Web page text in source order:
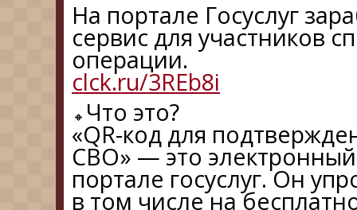
На портале Госуслуг
сервис для участников
операции.
clck.ru/3REb8i
Что это?
«QR-код для
СВО» — это
портале госуслуг. Он
в том числе на